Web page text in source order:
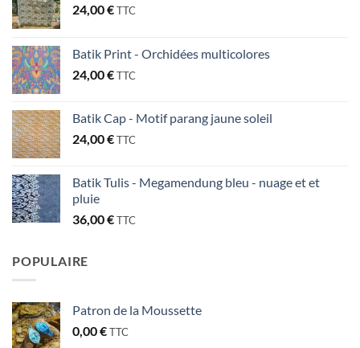
24,00€TTC
Batik Print - Orchidées multicolores
24,00€TTC
Batik Cap - Motif parang jaune soleil
24,00€TTC
Batik Tulis - Megamendung bleu - nuage et et
pluie
36,00€TTC
POPULAIRE
Patron de la Moussette
0,00€TTC